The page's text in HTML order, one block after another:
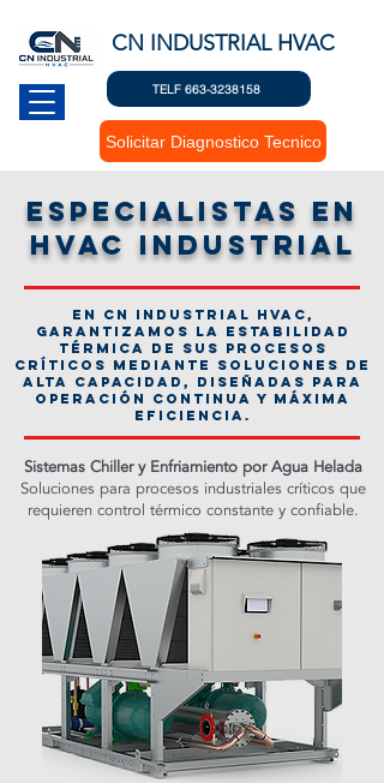
TELF 663-3238158
Solicitar Diagnostico Tecnico
CN INDUSTRIAL HVAC
especialistas en
hvac industrial
En CN Industrial HVAC,
garantizamos la estabilidad
térmica de sus procesos
críticos mediante soluciones de
alta capacidad, diseñadas para
operación continua y máxima
eficiencia.
Sistemas Chiller y Enfriamiento por Agua Helada
Soluciones para procesos industriales críticos que
requieren control térmico constante y confiable.